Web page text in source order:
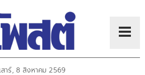
เสาร์, 8 สิงหาคม 2569